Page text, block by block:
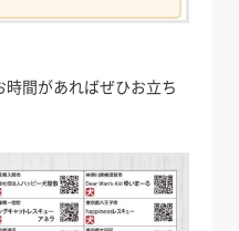
間があればぜひお立ち